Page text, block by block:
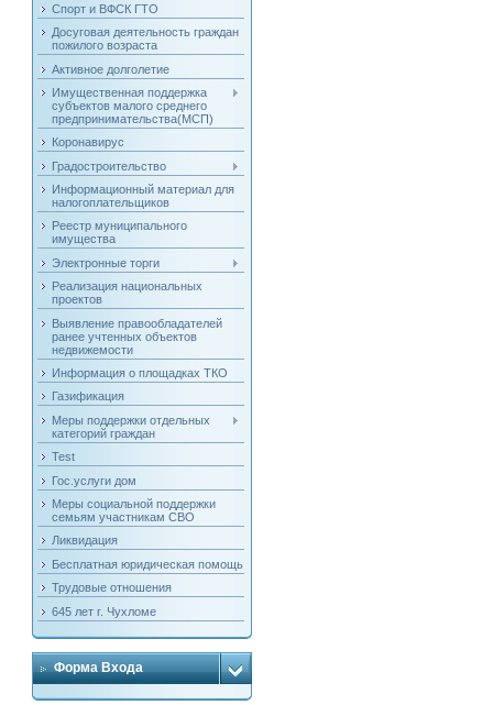
Спорт и ВФСК ГТО
Досуговая деятельность граждан
пожилого возраста
Активное долголетие
Имущественная поддержка
субъектов малого среднего
предпринимательства(МСП)
Коронавирус
Градостроительство
Информационный материал для
налогоплательщиков
Реестр муниципального
имущества
Электронные торги
Реализация национальных
проектов
Выявление правообладателей
ранее учтенных объектов
недвижемости
Информация о площадках ТКО
Газификация
Меры поддержки отдельных
категорий граждан
Test
Гос.услуги дом
Меры социальной поддержки
семьям участникам СВО
Ликвидация
Бесплатная юридическая помощь
Трудовые отношения
645 лет г. Чухломе
Форма Входа